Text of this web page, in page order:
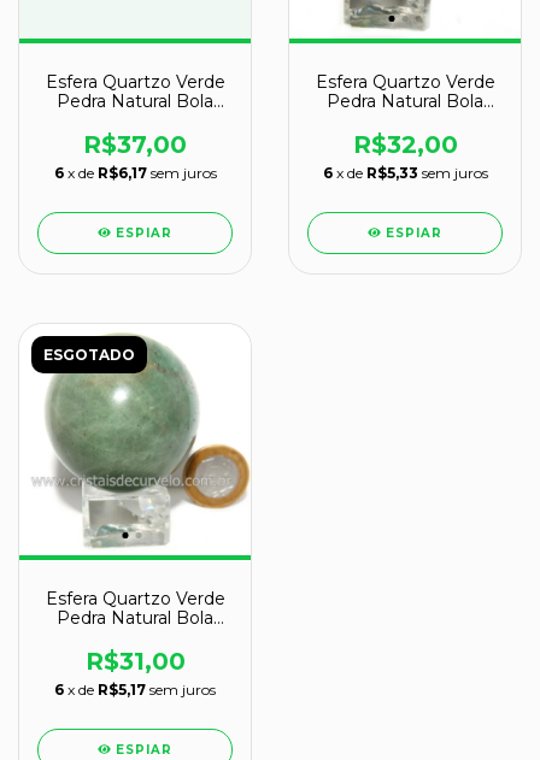
Esfera Quartzo Verde
Pedra Natural Bola
R$37,00
6 x de R$6,17 sem juros
ESPIAR
Esfera Quartzo Verde
Pedra Natural Bola
R$32,00
6 x de R$5,33 sem juros
ESPIAR
ESGOTADO
Esfera Quartzo Verde
Pedra Natural Bola
R$31,00
6 x de R$5,17 sem juros
ESPIAR